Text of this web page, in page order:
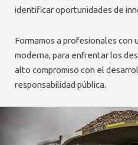
identificar oportunidades de
Formamos a profesionales con
moderna, para enfrentar los
alto compromiso con el
responsabilidad pública.